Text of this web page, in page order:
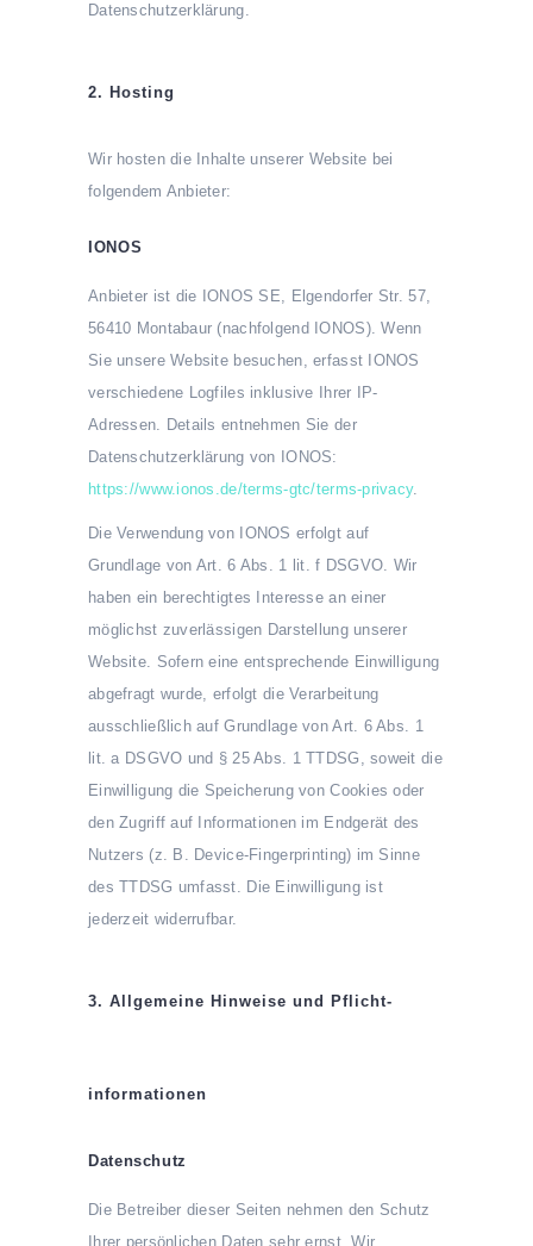
Datenschutzerklärung.
2. Hosting
Wir hosten die Inhalte unserer Website bei
folgendem Anbieter:
IONOS
Anbieter ist die IONOS SE, Elgendorfer Str. 57,
56410 Montabaur (nachfolgend IONOS). Wenn
Sie unsere Website besuchen, erfasst IONOS
verschiedene Logfiles inklusive Ihrer IP-
Adressen. Details entnehmen Sie der
Datenschutzerklärung von IONOS:
https://www.ionos.de/terms-gtc/terms-privacy.
Die Verwendung von IONOS erfolgt auf
Grundlage von Art. 6 Abs. 1 lit. f DSGVO. Wir
haben ein berechtigtes Interesse an einer
möglichst zuverlässigen Darstellung unserer
Website. Sofern eine entsprechende Einwilligung
abgefragt wurde, erfolgt die Verarbeitung
ausschließlich auf Grundlage von Art. 6 Abs. 1
lit. a DSGVO und § 25 Abs. 1 TTDSG, soweit die
Einwilligung die Speicherung von Cookies oder
den Zugriff auf Informationen im Endgerät des
Nutzers (z. B. Device-Fingerprinting) im Sinne
des TTDSG umfasst. Die Einwilligung ist
jederzeit widerrufbar.
3. Allgemeine Hinweise und Pflicht­
informationen
Datenschutz
Die Betreiber dieser Seiten nehmen den Schutz
Ihrer persönlichen Daten sehr ernst. Wir